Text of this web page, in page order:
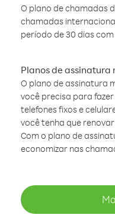
O plano de chamadas
chamadas
período de 30 dias
Planos de assinatura
O plano de assinatura
você precisa para
telefones fixos e
você tenha que
Com o plano de
economizar nas